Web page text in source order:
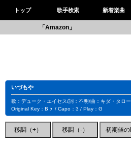
トップ 歌手検索 新着楽曲
「Amazon」
いづもや
歌：デューク・エイセス/詞：不明/曲：キダ・タロー
Original Key：B♭ / Capo：3 / Play：G